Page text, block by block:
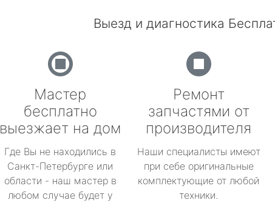
Выезд и диагностика
Мастер
бесплатно
выезжает на дом
Где Вы не находились в
Санкт-Петербурге или
области - наш мастер в
любом случае будет у
Ремонт
запчастями от
производителя
Наши специалисты имеют
при себе оригинальные
комплектующие от любой
техники.